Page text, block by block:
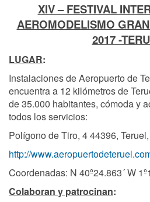
XIV – FESTIVAL
AEROMODELISMO
2017 -
LUGAR:
Instalaciones de Aeropuerto de
encuentra a 12 kilómetros de
de 35.000 habitantes, cómoda y
todos los servicios:
Polígono de Tiro, 4 44396,
http://
Coordenadas: N 40º24.863´W
Colaboran y patrocinan: